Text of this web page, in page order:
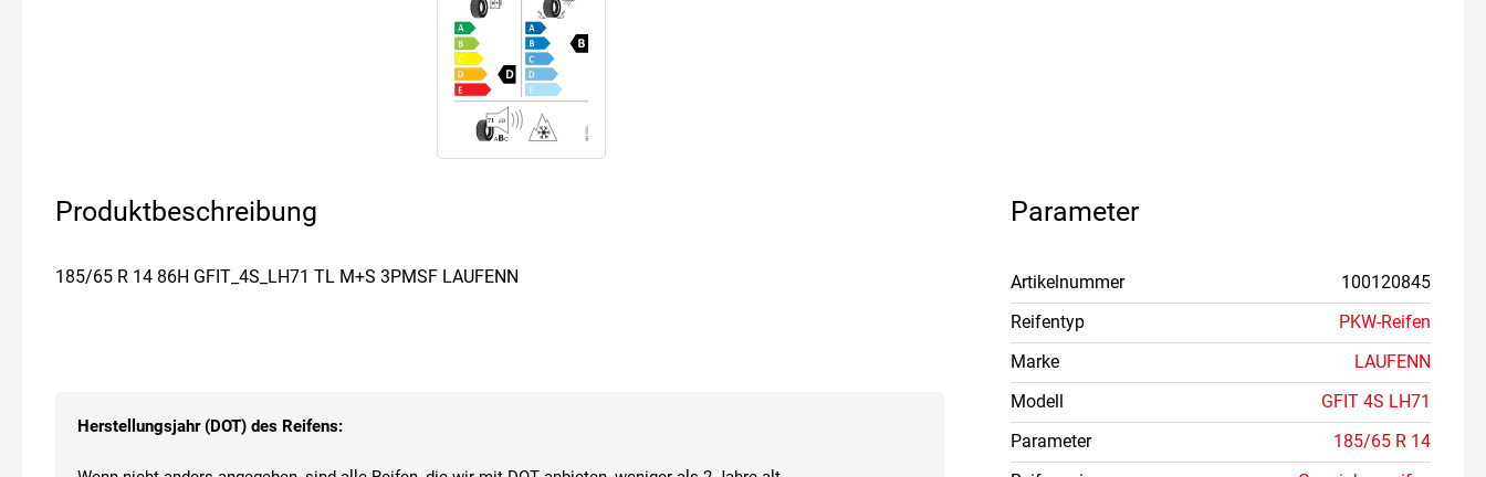
Produktbeschreibung
185/65 R 14 86H GFIT_4S_LH71 TL M+S 3PMSF LAUFENN
Herstellungsjahr (DOT) des Reifens:
Parameter
Artikelnummer
100120845
Reifentyp
PKW-Reifen
Marke
LAUFENN
Modell
GFIT 4S LH71
Parameter
185/65 R 14